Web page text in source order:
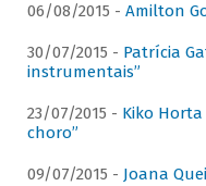
06/08/2015 - Amilton
30/07/2015 - Patrícia
instrumentais”
23/07/2015 - Kiko
choro”
09/07/2015 - Joana